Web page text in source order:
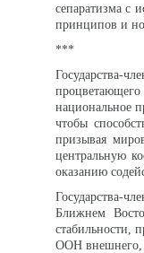
сепаратизма с
принципов и
***
Государства-
национальное
чтобы
призывая
центральную
оказанию
Государства-
Ближнем
стабильности,
ООН внешнего,